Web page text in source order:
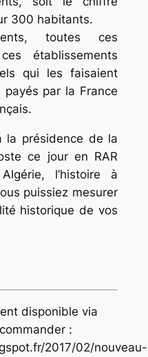
300 habitants.
toutes ces
établissements
qui les faisaient
par la France
la présidence de la
ce jour en RAR
l’histoire à
puissiez mesurer
historique de vos
disponible via
:
2017/02/nouveau-